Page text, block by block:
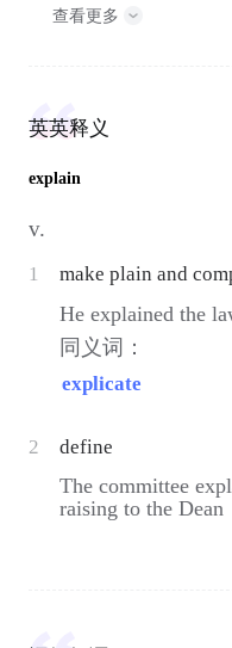
查看更多
英英释义
explain
v.
1 make plain and
He explained the
同义词：
explicate
2 define
The committee
raising to the Dean